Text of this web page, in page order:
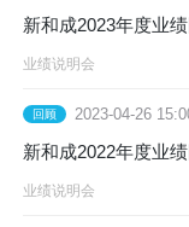
新和成2023年度业
业绩说明会
回顾 2023-04-26
新和成2022年度业
业绩说明会